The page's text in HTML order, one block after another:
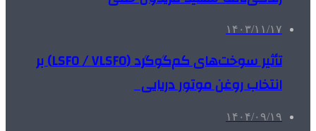
۱۴۰۳/۱۱/۱۷
تأثیر سوخت‌های کم‌گوگرد (LSFO / VLSFO) بر
انتخاب روغن موتور دریایی
۱۴۰۴/۰۹/۱۹